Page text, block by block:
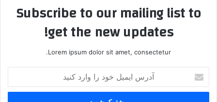
Subscribe to our mailing list to
get the new updates!
Lorem ipsum dolor sit amet, consectetur.
ر